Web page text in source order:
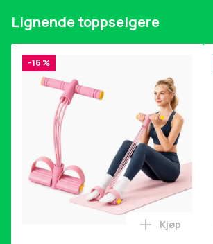
SKU:47238
EAN:8719883979250
EU-ansvarlig part
Haba Trading B.V.
Mary Kingsleystraat 1 5928SK Venlo
[email protected]
Farge
Brun
Vekt, gram
Lignende toppselgere
-16 %
Legg
Kjøp